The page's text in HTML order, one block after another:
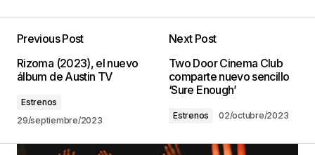
Previous Post
Rizoma (2023), el nuevo
álbum de Austin TV
Estrenos
29/septiembre/2023
Next Post
Two Door Cinema Club
comparte nuevo sencillo
‘Sure Enough’
Estrenos 02/octubre/2023